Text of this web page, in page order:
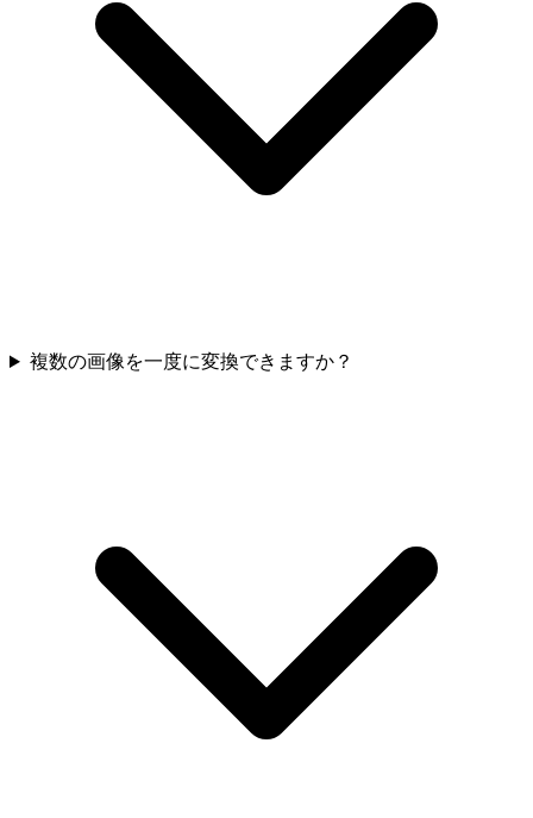
複数の画像を一度に変換できますか？